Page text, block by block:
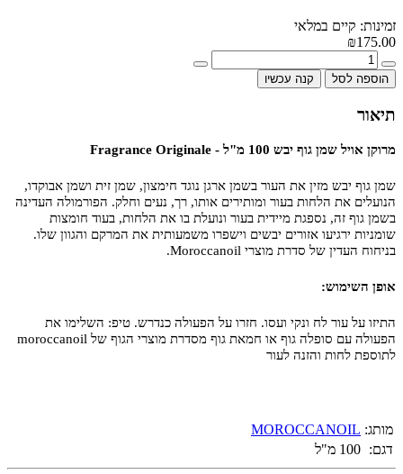
זמינות: קיים במלאי
₪175.00
הוספה לסל קנה עכשיו
תיאור
מרוקן אויל שמן גוף יבש 100 מ"ל - Fragrance Originale
שמן גוף יבש מזין את העור בשמן ארגן נוגד חימצון, שמן זית ושמן אבוקדו,
הנועלים את הלחות בעור ומותירים אותו, רך, נעים וחלק. הפורמולה העדינה
בשמן גוף זה, נספגת מיידית בעור ונועלת בו את הלחות, בעוד חומצות
שומניות ירגיעו אזורים יבשים וישפרו משמעותית את המרקם והגוון שלו.
בניחוח העדין של סדרת מוצרי Moroccanoil.
אופן השימוש:
התיזו על עור לח ונקי ועסו. חזרו על הפעולה כנדרש. טיפ: השלימו את
הפעולה עם סופלה גוף או חמאת גוף מסדרת מוצרי הגוף של moroccanoil
לתוספת לחות והזנה לעור
מותג: MOROCCANOIL
דגם: 100 מ"ל